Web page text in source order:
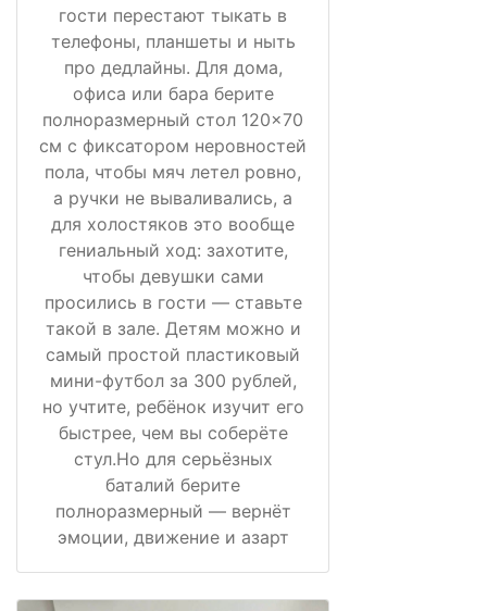
гости перестают тыкать в
телефоны, планшеты и ныть
про дедлайны. Для дома,
офиса или бара берите
полноразмерный стол 120×70
см с фиксатором неровностей
пола, чтобы мяч летел ровно,
а ручки не вываливались, а
для холостяков это вообще
гениальный ход: захотите,
чтобы девушки сами
просились в гости — ставьте
такой в зале. Детям можно и
самый простой пластиковый
мини-футбол за 300 рублей,
но учтите, ребёнок изучит его
быстрее, чем вы соберёте
стул.Но для серьёзных
баталий берите
полноразмерный — вернёт
эмоции, движение и азарт